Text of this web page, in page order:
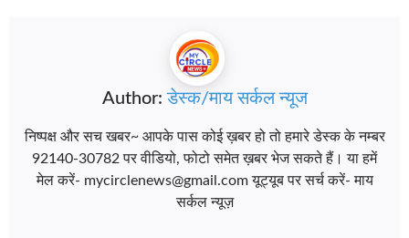
Author:डेस्क/माय सर्कल न्यूज
निष्पक्ष और सच खबर~ आपके पास कोई ख़बर हो तो हमारे डेस्क के नम्बर
92140-30782 पर वीडियो, फोटो समेत ख़बर भेज सकते हैं। या हमें
मेल करें- mycirclenews@gmail.com यूट्यूब पर सर्च करें- माय
सर्कल न्यूज़